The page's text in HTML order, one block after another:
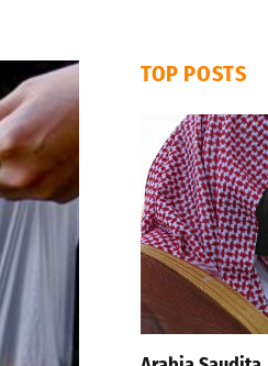
TOP POSTS